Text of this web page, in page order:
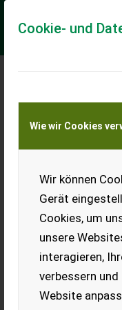
Cookie- und
Wie wir Cookies
Wir können
Gerät
Cookies, um
unsere
interagieren,
verbessern
Website
Meine
Transport von
Case IH RB 466
Case
Case in folgender
Auto-Schmierung - LED
EUR 66.000 inkl. 20